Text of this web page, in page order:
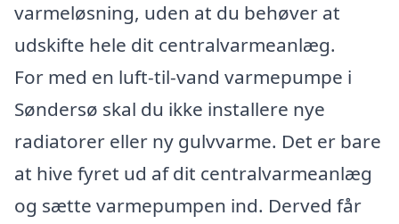
varmeløsning, uden at du behøver at
udskifte hele dit centralvarmeanlæg.
For med en luft-til-vand varmepumpe i
Søndersø skal du ikke installere nye
radiatorer eller ny gulvvarme. Det er bare
at hive fyret ud af dit centralvarmeanlæg
og sætte varmepumpen ind. Derved får